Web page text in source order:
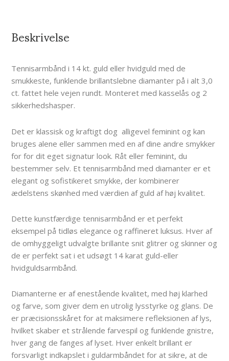
Beskrivelse
Tennisarmbånd i 14 kt. guld eller hvidguld med de
smukkeste, funklende brillantslebne diamanter på i alt 3,0
ct. fattet hele vejen rundt. Monteret med kasselås og 2
sikkerhedshasper.
Det er klassisk og kraftigt dog alligevel feminint og kan
bruges alene eller sammen med en af dine andre smykker
for for dit eget signatur look. Råt eller feminint, du
bestemmer selv. Et tennisarmbånd med diamanter er et
elegant og sofistikeret smykke, der kombinerer
ædelstens skønhed med værdien af ​​guld af høj kvalitet.
Dette kunstfærdige tennisarmbånd er et perfekt
eksempel på tidløs elegance og raffineret luksus. Hver af
de omhyggeligt udvalgte brillante snit glitrer og skinner og
de er perfekt sat i et udsøgt 14 karat guld-eller
hvidguldsarmbånd.
Diamanterne er af enestående kvalitet, med høj klarhed
og farve, som giver dem en utrolig lysstyrke og glans. De
er præcisionsskåret for at maksimere refleksionen af ​​lys,
hvilket skaber et strålende farvespil og funklende gnistre,
hver gang de fanges af lyset. Hver enkelt brillant er
forsvarligt indkapslet i guldarmbåndet for at sikre, at de